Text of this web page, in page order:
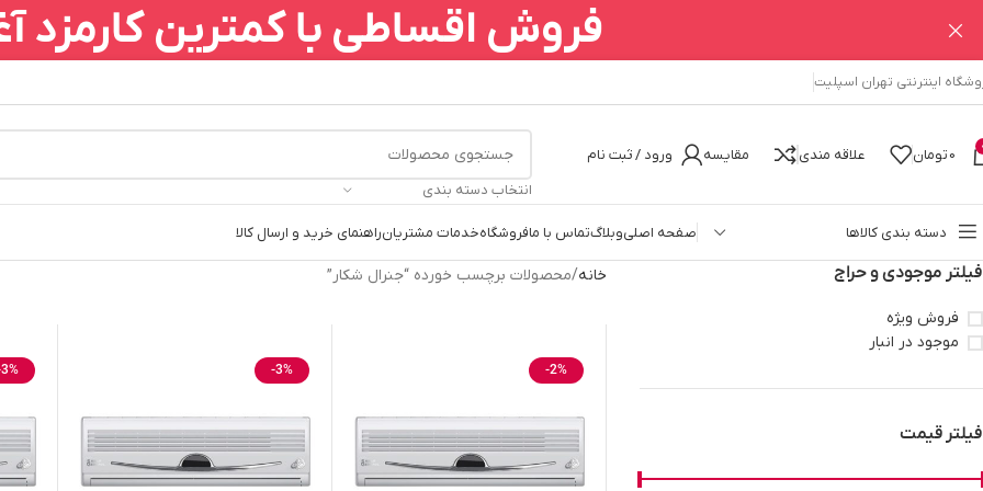
اینترنتی تهران اسپلیت
0تومان علاقه مندی مقایسه
ورود / ثبت نام
انتخاب دسته بندی
دسته بندی کالاها صفحه اصلیوبلاگتماس با مافروشگاهخدمات مشتریانراهنمای خرید و ارسال کالا
فیلتر موجودی و حراج
فروش ویژه
موجود در انبار
فیلتر قیمت
خانه محصولات برچسب خورده “جنرال شکار”
-2%
-3%
فروش اقساطی با کمترین کارمزد